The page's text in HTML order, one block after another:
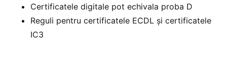
Certificatele digitale pot echivala proba D
Reguli pentru certificatele ECDL și certificatele
IC3